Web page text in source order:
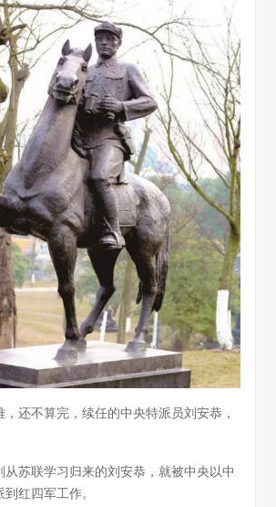
还不算完，续任的中央特派员刘安恭，
从苏联学习归来的刘安恭，就被中央以中
红四军工作。